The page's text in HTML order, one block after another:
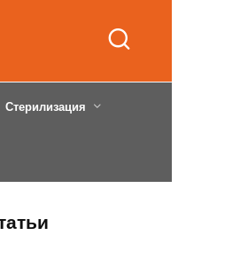
Стерилизация